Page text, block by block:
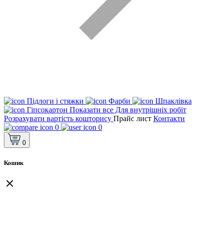
Підлоги і стяжки Фарби
Шпаклівка
Гіпсокартон Показати все Для внутрішніх робіт
Розрахувати вартість кошторису Прайс лист Контакти
0
0
0
Кошик